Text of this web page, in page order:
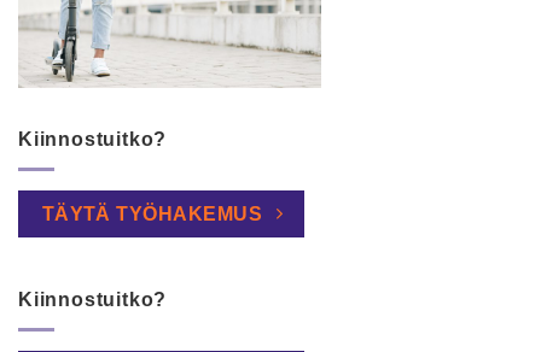
Kiinnostuitko?
TÄYTÄ TYÖHAKEMUS
Kiinnostuitko?